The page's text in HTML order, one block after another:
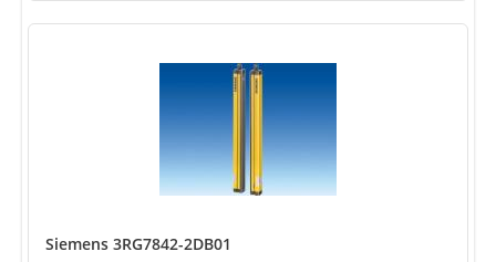
Siemens 3RG7842-2DB01